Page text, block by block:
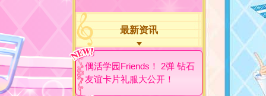
最新资讯
偶活学园Friends！ 2弹 钻石
友谊卡片礼服大公开！